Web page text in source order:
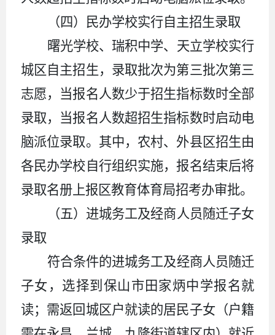
（四）民办学校实行自主招生录取
曙光学校、瑞积中学、天立学校实行
城区自主招生，录取批次为第三批次第三
志愿，当报名人数少于招生指标数时全部
录取，当报名人数超招生指标数时启动电
脑派位录取。其中，农村、外县区招生由
各民办学校自行组织实施，报名结束后将
录取名册上报区教育体育局招考办审批。
（五）进城务工及经商人员随迁子女
录取
符合条件的进城务工及经商人员随迁
子女，选择到保山市田家炳中学报名就
读；需返回城区户就读的居民子女（户籍